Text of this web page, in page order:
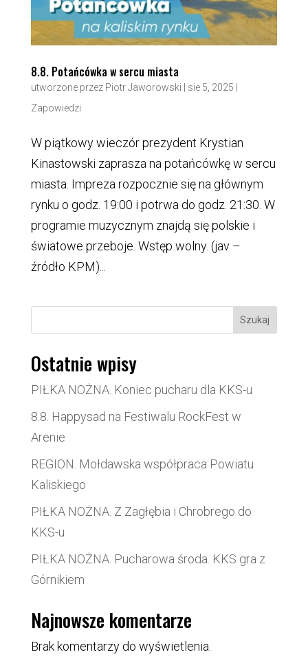
8.8. Potańcówka w sercu miasta
utworzone przez Piotr Jaworowski | sie 5, 2025 |
Zapowiedzi
W piątkowy wieczór prezydent Krystian
Kinastowski zaprasza na potańcówkę w sercu
miasta. Impreza rozpocznie się na głównym
rynku o godz. 19:00 i potrwa do godz. 21:30. W
programie muzycznym znajdą się polskie i
światowe przeboje. Wstęp wolny. (jav –
źródło KPM)...
Szukaj
Ostatnie wpisy
PIŁKA NOŻNA. Koniec pucharu dla KKS-u
8.8. Happysad na Festiwalu RockFest w
Arenie
REGION. Mołdawska współpraca Powiatu
Kaliskiego
PIŁKA NOŻNA. Z Zagłębia i Chrobrego do
KKS-u
PIŁKA NOŻNA. Pucharowa środa. KKS gra z
Górnikiem
Najnowsze komentarze
Brak komentarzy do wyświetlenia.